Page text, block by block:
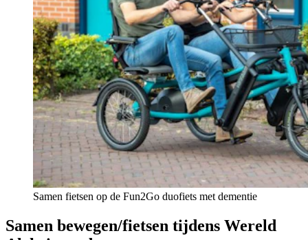
Samen fietsen op de Fun2Go duofiets met dementie
Samen bewegen/fietsen tijdens Wereld